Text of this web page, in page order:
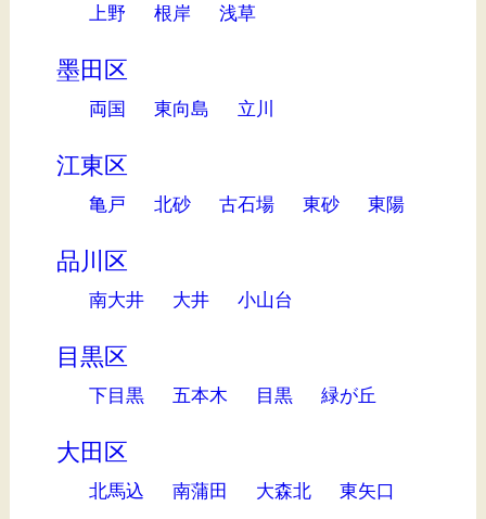
上野 根岸 浅草
墨田区
両国 東向島 立川
江東区
亀戸 北砂 古石場 東砂 東陽
品川区
南大井 大井 小山台
目黒区
下目黒 五本木 目黒 緑が丘
大田区
北馬込 南蒲田 大森北 東矢口